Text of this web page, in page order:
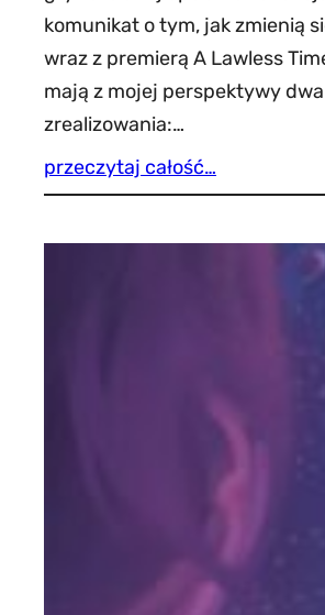
komunikat o tym, jak zmienią
wraz z premierą A Lawless
mają z mojej perspektywy
zrealizowania:…
przeczytaj całość…